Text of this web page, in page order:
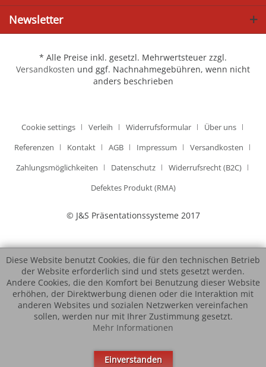
Newsletter
* Alle Preise inkl. gesetzl. Mehrwertsteuer zzgl.
Versandkosten und ggf. Nachnahmegebühren, wenn nicht
anders beschrieben
Cookie settings Verleih Widerrufsformular
Über uns
Referenzen
Kontakt AGB Impressum
Versandkosten
Zahlungsmöglichkeiten
Datenschutz
Widerrufsrecht (B2C)
Defektes Produkt (RMA)
© J&S Präsentationssysteme 2017
Diese Website benutzt Cookies, die für den technischen Betrieb
der Website erforderlich sind und stets gesetzt werden.
Andere Cookies, die den Komfort bei Benutzung dieser Website
erhöhen, der Direktwerbung dienen oder die Interaktion mit
anderen Websites und sozialen Netzwerken vereinfachen
sollen, werden nur mit Ihrer Zustimmung gesetzt.
Mehr Informationen
Einverstanden